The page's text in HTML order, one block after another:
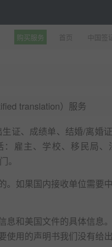
购买服务 首页 中国签
translation）服务
证、成绩单、结婚/离婚证
雇主、学校、移民局、
。
。如果国内接收单位需要
息和美国文件的具体信息
使用的声明书我们没有给